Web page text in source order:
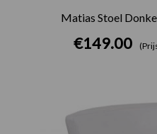
Matias Stoel
€149.00